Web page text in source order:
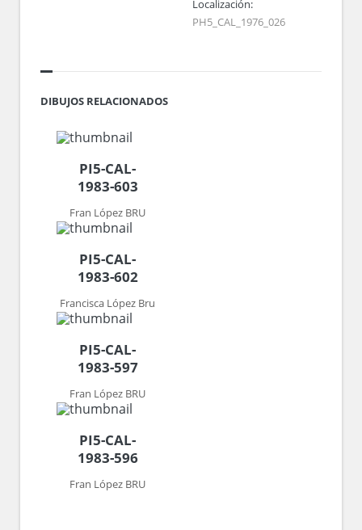
Localización:
PH5_CAL_1976_026
DIBUJOS RELACIONADOS
PI5-CAL-
1983-603
Fran López BRU
PI5-CAL-
1983-602
Francisca López Bru
PI5-CAL-
1983-597
Fran López BRU
PI5-CAL-
1983-596
Fran López BRU